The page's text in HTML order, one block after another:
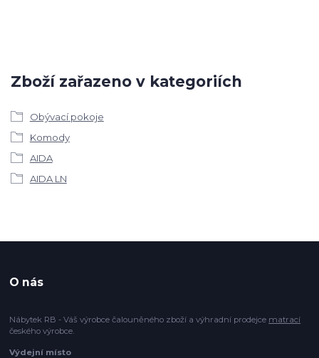
Zboží zařazeno v kategoriích
Obývací pokoje
Komody
AIDA
AIDA LN
O nás
Nábytek RB - Váš výrobce čalouněného zboží a výhradní prodejce matrací
českého výrobce.
Výdejní místo